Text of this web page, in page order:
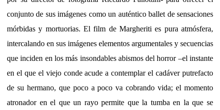
conjunto de sus imágenes como un auténtico ballet de sensaciones
mórbidas y mortuorias. El film de Margheriti es pura atmósfera,
intercalando en sus imágenes elementos argumentales y secuencias
que inciden en los más insondables abismos del horror –el instante
en el que el viejo conde acude a contemplar el cadáver putrefacto
de su hermano, que poco a poco va cobrando vida; el momento
atronador en el que un rayo permite que la tumba en la que se